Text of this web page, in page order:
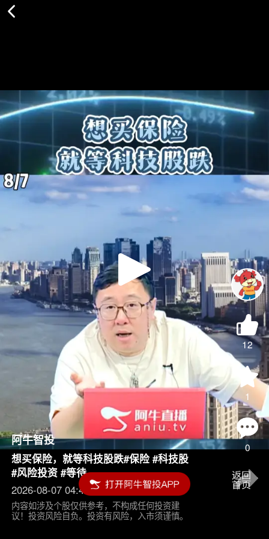
Play
Video
12
1
0
阿牛智投
想买保险，就等科技股跌#保险 #科技股
#风险投资 #等待
2026-08-07 04:45
内容如涉及个股仅供参考，不构成任何投资建
议！投资风险自负。投资有风险，入市须谨慎。